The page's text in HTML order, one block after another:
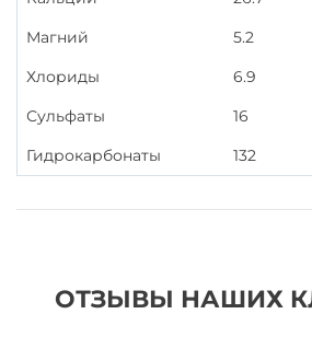
Магний
5.2
Хлориды
6.9
Сульфаты
16
Гидрокарбонаты
132
ОТЗЫВЫ НАШИХ